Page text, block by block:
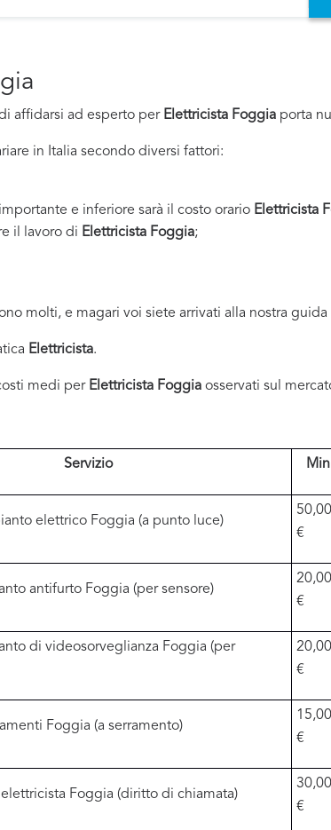
affidarsi ad esperto per Elettricista Foggia porta
in Italia secondo diversi fattori:
e inferiore sarà il costo orario Elettricista
il lavoro di Elettricista Foggia;
molti, e magari voi siete arrivati alla nostra
Elettricista.
medi per Elettricista Foggia osservati sul
Servizio Min
elettrico Foggia (a punto luce)
50,00
€
antifurto Foggia (per sensore)
20,00
€
di videosorveglianza Foggia (per
20,00
€
Foggia (a serramento)
15,00
€
Foggia (diritto di chiamata)
30,00
€